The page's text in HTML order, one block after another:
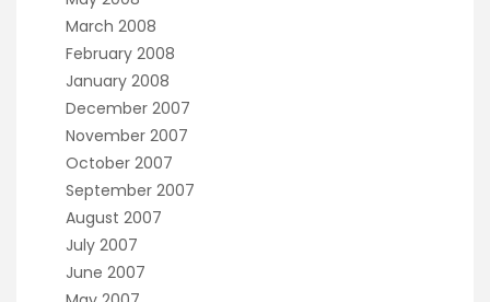
March 2008
February 2008
January 2008
December 2007
November 2007
October 2007
September 2007
August 2007
July 2007
June 2007